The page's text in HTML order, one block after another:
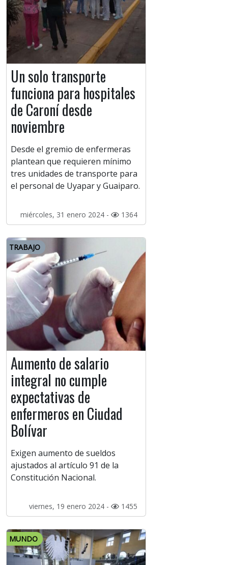
Un solo transporte
funciona para hospitales
de Caroní desde
noviembre
Desde el gremio de enfermeras
plantean que requieren mínimo
tres unidades de transporte para
el personal de Uyapar y Guaiparo.
miércoles, 31 enero 2024 - 1364
TRABAJO
Aumento de salario
integral no cumple
expectativas de
enfermeros en Ciudad
Bolívar
Exigen aumento de sueldos
ajustados al artículo 91 de la
Constitución Nacional.
viernes, 19 enero 2024 - 1455
MUNDO